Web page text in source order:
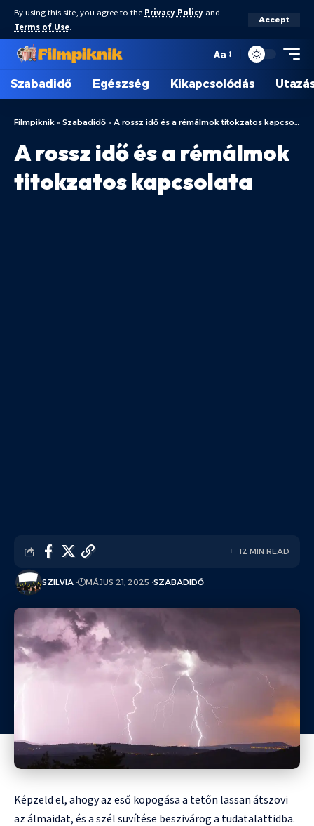
By using this site, you agree to the Privacy Policy and
Terms of Use.
Accept
Aa
Szabadidő Egészség Kikapcsolódás
Filmpiknik » Szabadidő » A rossz idő és a rémálmok titokzatos kapcsolata
A rossz idő és a rémálmok
titokzatos kapcsolata
SZILVIA MÁJUS 21, 2025 SZABADIDŐ
12 MIN READ
Képzeld el, ahogy az eső kopogása a tetőn lassan átszövi
az álmaidat, és a szél süvítése beszivárog a tudatalattidba.